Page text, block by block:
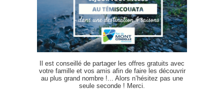
Il est conseillé de partager les offres gratuits avec
votre famille et vos amis afin de faire les découvrir
au plus grand nombre !... Alors n’hésitez pas une
seule seconde ! Merci.